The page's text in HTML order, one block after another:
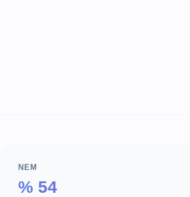
NEM
% 54